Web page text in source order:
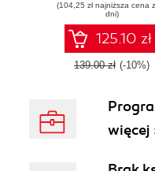
infrastructure on
AWS, Azure, and
GCP
(104,25 zł najniższa cena
dni)
125.10 zł
139.00 zł (-10%)
więcej